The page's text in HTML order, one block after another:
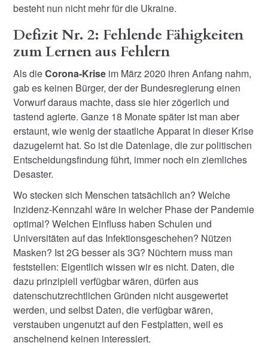
besteht nun nicht mehr für die Ukraine.
Defizit Nr. 2: Fehlende Fähigkeiten
zum Lernen aus Fehlern
Als dieCorona-Krise im März 2020 ihren Anfang nahm,
gab es keinen Bürger, der der Bundesregierung einen
Vorwurf daraus machte, dass sie hier zögerlich und
tastend agierte. Ganze 18 Monate später ist man aber
erstaunt, wie wenig der staatliche Apparat in dieser Krise
dazugelernt hat. So ist die Datenlage, die zur politischen
Entscheidungsfindung führt, immer noch ein ziemliches
Desaster.
Wo stecken sich Menschen tatsächlich an? Welche
Inzidenz-Kennzahl wäre in welcher Phase der Pandemie
optimal? Welchen Einfluss haben Schulen und
Universitäten auf das Infektionsgeschehen? Nützen
Masken? Ist 2G besser als 3G? Nüchtern muss man
feststellen: Eigentlich wissen wir es nicht. Daten, die
dazu prinzipiell verfügbar wären, dürfen aus
datenschutzrechtlichen Gründen nicht ausgewertet
werden, und selbst Daten, die verfügbar wären,
verstauben ungenutzt auf den Festplatten, weil es
anscheinend keinen interessiert.